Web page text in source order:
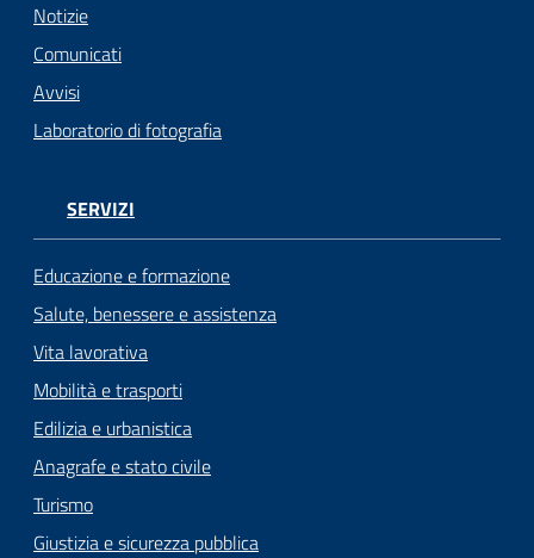
Notizie
Comunicati
Avvisi
Laboratorio di fotografia
SERVIZI
Educazione e formazione
Salute, benessere e assistenza
Vita lavorativa
Mobilità e trasporti
Edilizia e urbanistica
Anagrafe e stato civile
Turismo
Giustizia e sicurezza pubblica